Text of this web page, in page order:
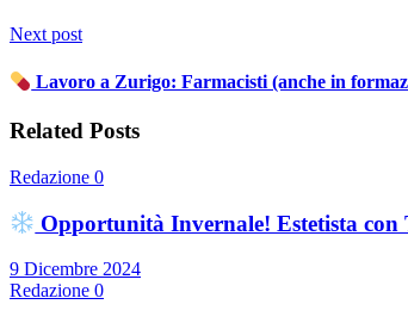
Next post
Lavoro a Zurigo: Farmacisti (anche in
Related Posts
Redazione 0
Opportunità Invernale! Estetista con
9 Dicembre 2024
Redazione 0